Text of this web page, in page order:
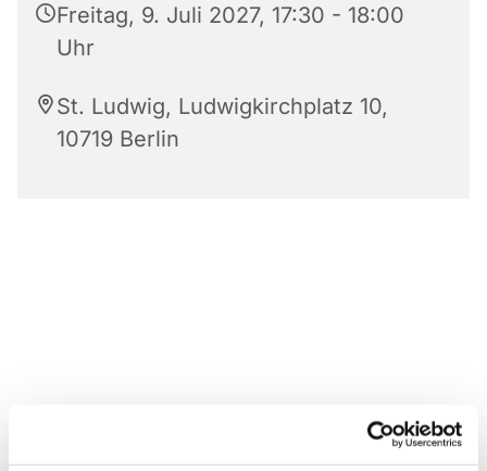
Freitag, 9. Juli 2027, 17:30 - 18:00
Uhr
St. Ludwig, Ludwigkirchplatz 10,
10719 Berlin